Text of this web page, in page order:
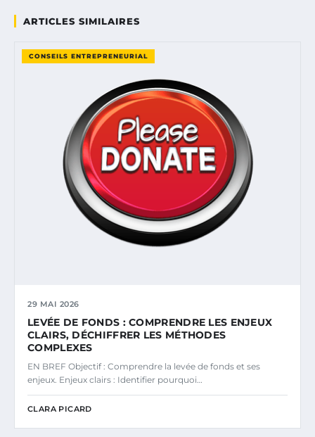
ARTICLES SIMILAIRES
CONSEILS ENTREPRENEURIAL
29 MAI 2026
LEVÉE DE FONDS : COMPRENDRE LES ENJEUX
CLAIRS, DÉCHIFFRER LES MÉTHODES
COMPLEXES
EN BREF Objectif : Comprendre la levée de fonds et ses
enjeux. Enjeux clairs : Identifier pourquoi…
CLARA PICARD